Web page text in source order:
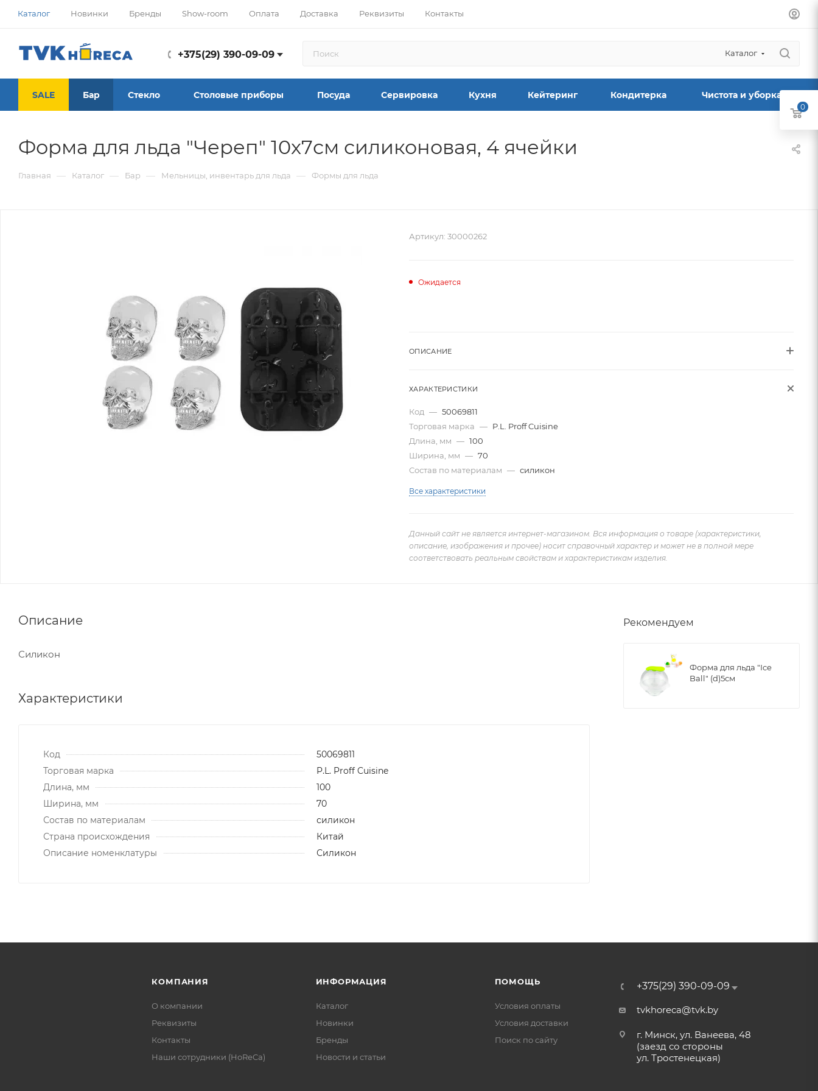
Каталог Новинки Бренды Show-room Оплата Доставка Реквизиты Контакты
+375(29) 390-09-09 Каталог
SALE Бар Стекло Столовые приборы Посуда Сервировка Кухня Кейтеринг Кондитерка Чистота и уборка
Форма для льда "Череп" 10x7см силиконовая, 4 ячейки
Главная — Каталог — Бар — Мельницы, инвентарь для льда — Формы для льда
Артикул: 30000262
Ожидается
ОПИСАНИЕ
ХАРАКТЕРИСТИКИ
Код — 50069811
Торговая марка — P.L. Proff Cuisine
Длина, мм — 100
Ширина, мм — 70
Состав по материалам — силикон
Все характеристики
Данный сайт не является интернет-магазином. Вся информация о товаре (характеристики,
описание, изображения и прочее) носит справочный характер и может не в полной мере
соответствовать реальным свойствам и характеристикам изделия.
Описание
Силикон
Характеристики
Код
50069811
Торговая марка
P.L. Proff Cuisine
Длина, мм
100
Ширина, мм
70
Состав по материалам
силикон
Страна происхождения
Китай
Описание номенклатуры
Силикон
Рекомендуем
Форма для льда "Ice
Ball" (d)5см
КОМПАНИЯ
О компании
Реквизиты
Контакты
Наши сотрудники (HoReCa)
ИНФОРМАЦИЯ
Каталог
Новинки
Бренды
Новости и статьи
ПОМОЩЬ
Условия оплаты
Условия доставки
Поиск по сайту
+375(29) 390-09-09
tvkhoreca@tvk.by
г. Минск, ул. Ванеева, 48
(заезд со стороны
ул. Тростенецкая)
0